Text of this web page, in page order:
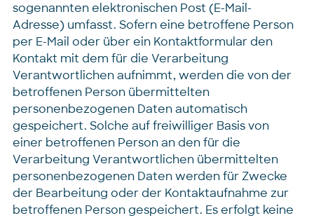
sogenannten elektronischen Post (E-Mail-
Adresse) umfasst. Sofern eine betroffene Person
per E-Mail oder über ein Kontaktformular den
Kontakt mit dem für die Verarbeitung
Verantwortlichen aufnimmt, werden die von der
betroffenen Person übermittelten
personenbezogenen Daten automatisch
gespeichert. Solche auf freiwilliger Basis von
einer betroffenen Person an den für die
Verarbeitung Verantwortlichen übermittelten
personenbezogenen Daten werden für Zwecke
der Bearbeitung oder der Kontaktaufnahme zur
betroffenen Person gespeichert. Es erfolgt keine